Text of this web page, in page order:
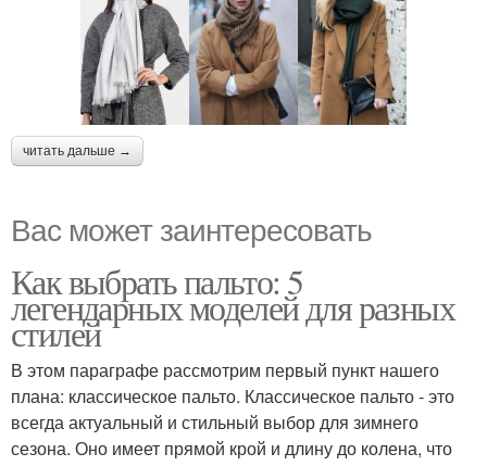
читать дальше →
Вас может заинтересовать
Как выбрать пальто: 5
легендарных моделей для разных
стилей
В этом параграфе рассмотрим первый пункт нашего
плана: классическое пальто. Классическое пальто - это
всегда актуальный и стильный выбор для зимнего
сезона. Оно имеет прямой крой и длину до колена, что